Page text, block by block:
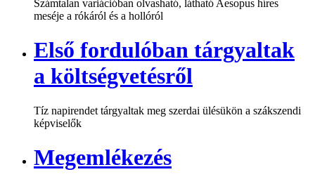
Számtalan variációban olvasható, látható Aesopus híres
meséje a rókáról és a hollóról
Első fordulóban tárgyaltak
a költségvetésről
Tíz napirendet tárgyaltak meg szerdai ülésükön a szákszendi
képviselők
Megemlékezés